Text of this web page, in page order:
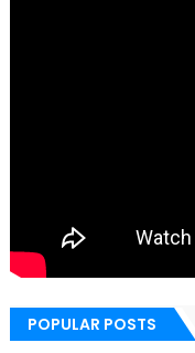
POPULAR POSTS